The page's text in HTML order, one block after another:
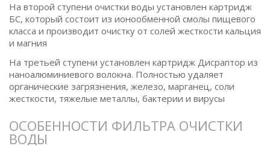
На второй ступени очистки воды установлен картридж
БС, который состоит из ионообменной смолы пищевого
класса и производит очистку от солей жесткости кальция
и магния
На третьей ступени установлен картридж Дисраптор из
наноалюминиевого волокна. Полностью удаляет
органические загрязнения, железо, марганец, соли
жесткости, тяжелые металлы, бактерии и вирусы
ОСОБЕННОСТИ ФИЛЬТРА ОЧИСТКИ
ВОДЫ